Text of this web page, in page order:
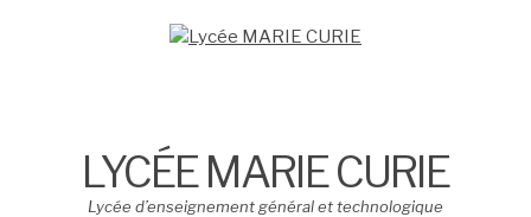
LYCÉE MARIE CURIE
Lycée d’enseignement général et technologique